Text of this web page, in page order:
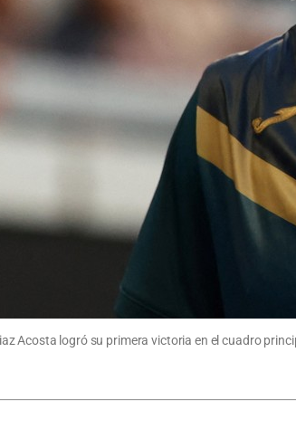
Acosta logró su primera victoria en el cuadro